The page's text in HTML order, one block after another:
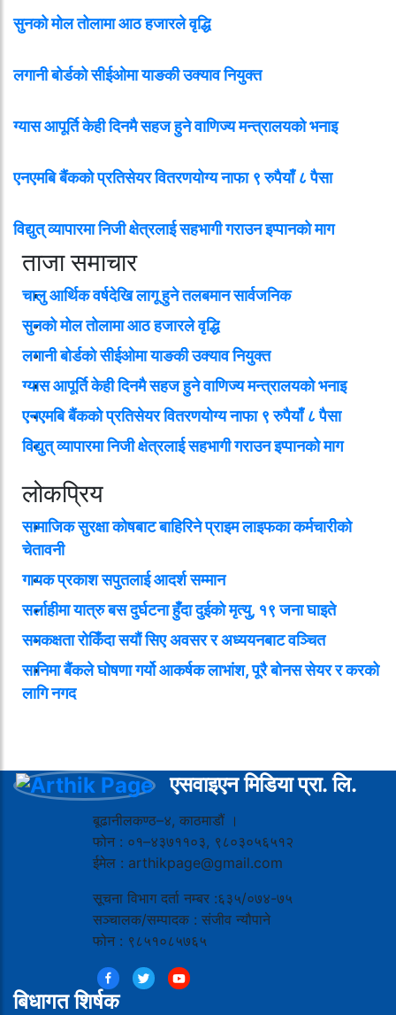
सुनको मोल तोलामा आठ हजारले वृद्धि
लगानी बोर्डको सीईओमा याङकी उक्याव नियुक्त
ग्यास आपूर्ति केही दिनमै सहज हुने वाणिज्य मन्त्रालयको भनाइ
एनएमबि बैंकको प्रतिसेयर वितरणयोग्य नाफा ९ रुपैयाँ ८ पैसा
विद्युत् व्यापारमा निजी क्षेत्रलाई सहभागी गराउन इप्पानको माग
ताजा समाचार
चालु आर्थिक वर्षदेखि लागू हुने तलबमान सार्वजनिक
सुनको मोल तोलामा आठ हजारले वृद्धि
लगानी बोर्डको सीईओमा याङकी उक्याव नियुक्त
ग्यास आपूर्ति केही दिनमै सहज हुने वाणिज्य मन्त्रालयको भनाइ
एनएमबि बैंकको प्रतिसेयर वितरणयोग्य नाफा ९ रुपैयाँ ८ पैसा
विद्युत् व्यापारमा निजी क्षेत्रलाई सहभागी गराउन इप्पानको माग
लोकप्रिय
सामाजिक सुरक्षा कोषबाट बाहिरिने प्राइम लाइफका कर्मचारीको
चेतावनी
गायक प्रकाश सपुतलाई आदर्श सम्मान
सर्लाहीमा यात्रु बस दुर्घटना हुँदा दुईको मृत्यु, १९ जना घाइते
समकक्षता रोकिँदा सयौं सिए अवसर र अध्ययनबाट वञ्चित
सानिमा बैंकले घोषणा गर्यो आकर्षक लाभांश, पूरै बोनस सेयर र करको
लागि नगद
एसवाइएन मिडिया प्रा. लि.
बूढानीलकण्ठ–४, काठमाडौं ।
फोन : ०१–४३७११०३, ९८०३०५६५१२
ईमेल : arthikpage@gmail.com
सूचना विभाग दर्ता नम्बर :६३५/०७४-७५
सञ्चालक/सम्पादक : संजीव न्यौपाने
फोन : ९८५१०८५७६५
बिधागत शिर्षक